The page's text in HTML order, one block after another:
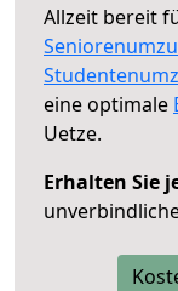
Allzeit bereit
eine optimale
Uetze.
Erhalten Sie